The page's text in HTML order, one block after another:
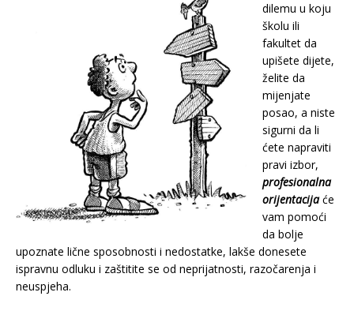
dilemu u koju
školu ili
fakultet da
upišete dijete,
želite da
mijenjate
posao, a niste
sigurni da li
ćete napraviti
pravi izbor,
profesionalna
orijentacija će
vam pomoći
da bolje
upoznate lične sposobnosti i nedostatke, lakše donesete
ispravnu odluku i zaštitite se od neprijatnosti, razočarenja i
neuspjeha.